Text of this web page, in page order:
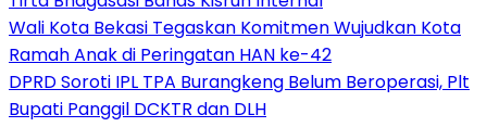
Wali Kota Bekasi Tegaskan Komitmen Wujudkan Kota
Ramah Anak di Peringatan HAN ke-42
DPRD Soroti IPL TPA Burangkeng Belum Beroperasi, Plt
Bupati Panggil DCKTR dan DLH